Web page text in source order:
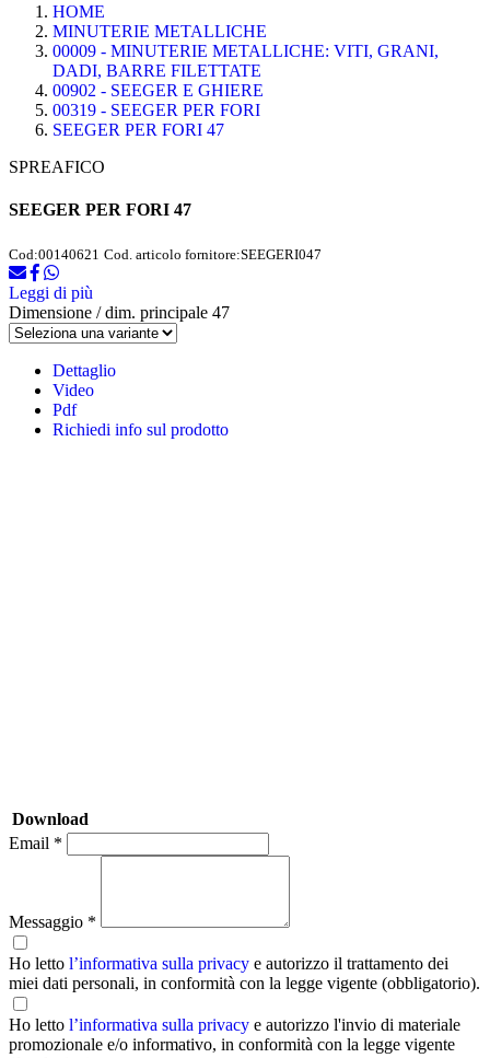
HOME
MINUTERIE METALLICHE
00009 - MINUTERIE METALLICHE: VITI, GRANI,
DADI, BARRE FILETTATE
00902 - SEEGER E GHIERE
00319 - SEEGER PER FORI
SEEGER PER FORI 47
SPREAFICO
SEEGER PER FORI 47
Cod:00140621 Cod. articolo fornitore:SEEGERI047
Leggi di più
Dimensione / dim. principale 47
Dettaglio
Video
Pdf
Richiedi info sul prodotto
Download
Email *
Messaggio *
Ho letto l’informativa sulla privacy e autorizzo il trattamento dei
miei dati personali, in conformità con la legge vigente (obbligatorio).
Ho letto l’informativa sulla privacy e autorizzo l'invio di materiale
promozionale e/o informativo, in conformità con la legge vigente